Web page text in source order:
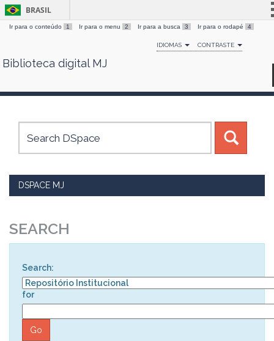
Skip
BRASIL
Simplifique!
Comunica BR
Canais
Ir para o conteúdo 1 Ir para o menu 2 Ir para a busca 3 Ir para o rodapé 4
IDIOMAS CONTRASTE
Biblioteca digital MJ
DSPACE MJ
SEARCH
Search:
for